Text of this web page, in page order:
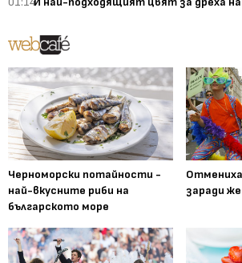
Черноморски потайности -
най-вкусните риби на
българското море
заради